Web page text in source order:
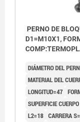
PERNO DE
D1=M10X1,
DIÁMETRO DEL
MATERIAL DEL
LONGITUD=47
SUPERFICIE
L2=18 CARRERA